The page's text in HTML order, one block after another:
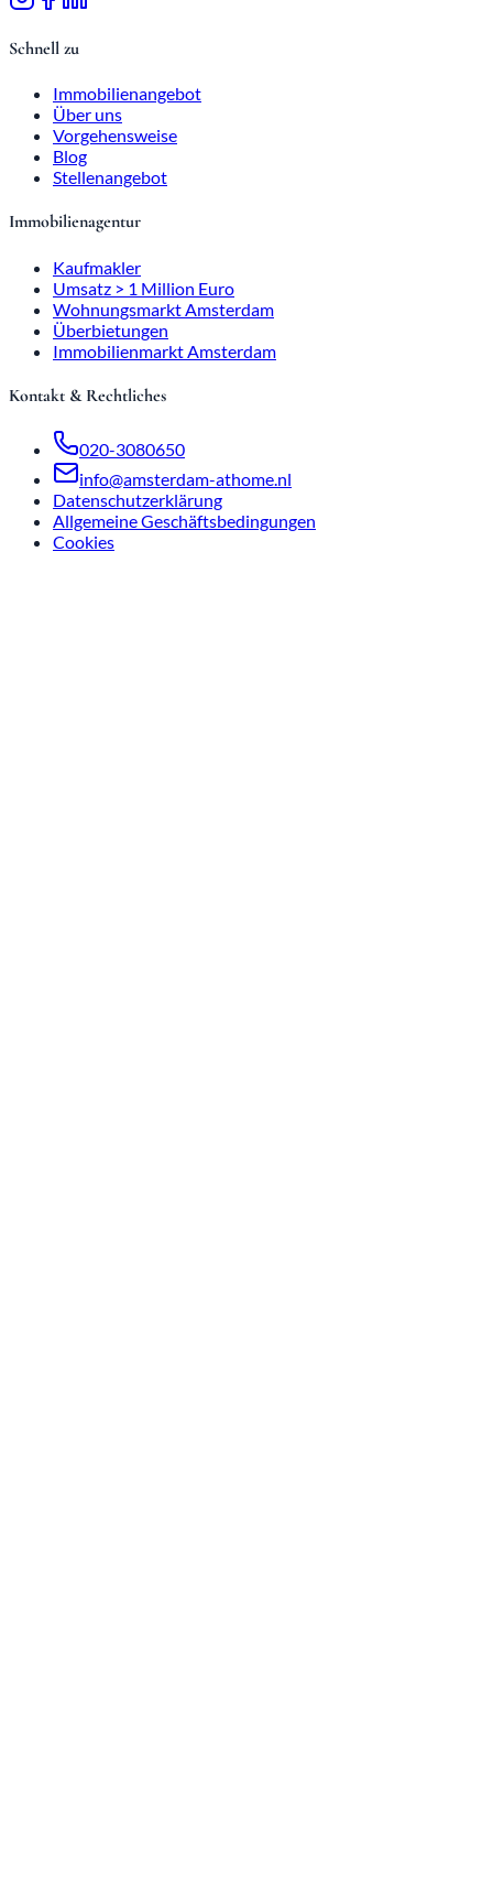
Schnell zu
Immobilienangebot
Über uns
Vorgehensweise
Blog
Stellenangebot
Immobilienagentur
Kaufmakler
Umsatz > 1 Million Euro
Wohnungsmarkt Amsterdam
Überbietungen
Immobilienmarkt Amsterdam
Kontakt & Rechtliches
020-3080650
info@amsterdam-athome.nl
Datenschutzerklärung
Allgemeine Geschäftsbedingungen
Cookies